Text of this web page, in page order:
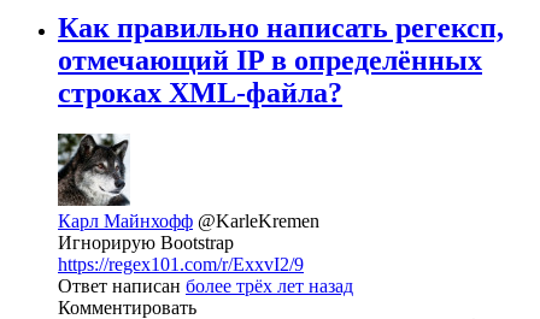
Как правильно написать регексп,
отмечающий IP в определённых
строках XML-файла?
Карл Майнхофф @KarleKremen
Игнорирую Bootstrap
https://regex101.com/r/ExxvI2/9
Ответ написан более трёх лет назад
Комментировать